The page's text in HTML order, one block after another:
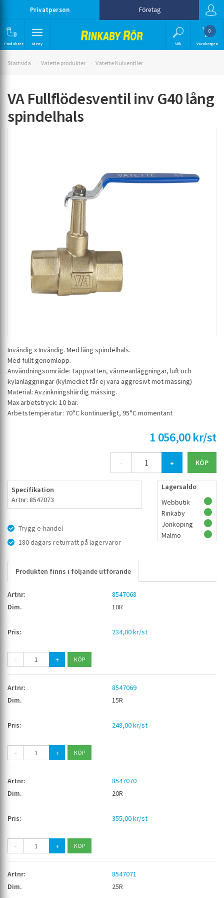
Privatperson Företag
Produkter Meny Sök
0
Varukorgen
Startsida Vatette produkter Vatette Kulventiler
VA Fullflödesventil inv G40 lång
spindelhals
Invändig x Invändig. Med lång spindelhals.
Med fullt genomlopp.
Användningsområde: Tappvatten, värmeanläggningar, luft och
kylanläggningar (kylmediet får ej vara aggresivt mot mässing)
Material: Avzinkningshärdig mässing.
Max arbetstryck: 10 bar.
Arbetstemperatur: 70°C kontinuerligt, 95°C momentant
1 056,00 kr/st
- +
Specifikation
Artnr: 8547073
Trygg e-handel
180 dagars returrätt på lagervaror
Lagersaldo
Webbutik
Rinkaby
Jönköping
Malmö
Produkten finns i följande utförande
8547068
10R
234,00 kr/st
- +
8547069
15R
248,00 kr/st
- +
8547070
20R
355,00 kr/st
- +
8547071
25R